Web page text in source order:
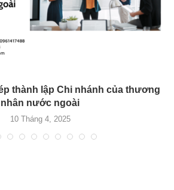
thành lập Chi nhánh của thương
nhân nước ngoài
10 Tháng 4, 2025